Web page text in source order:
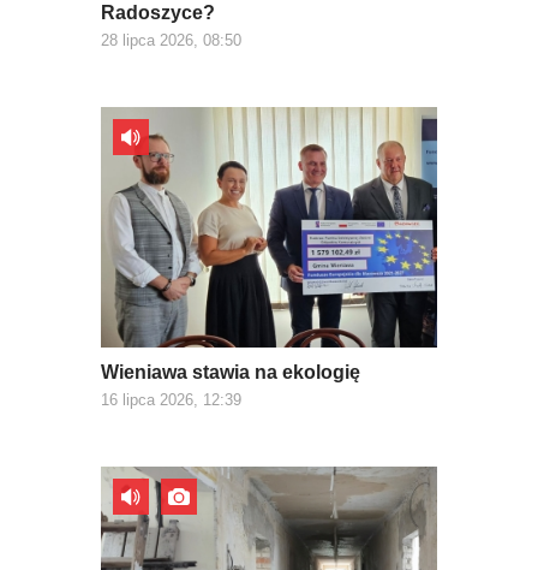
Radoszyce?
28 lipca 2026, 08:50
Wieniawa stawia na ekologię
16 lipca 2026, 12:39